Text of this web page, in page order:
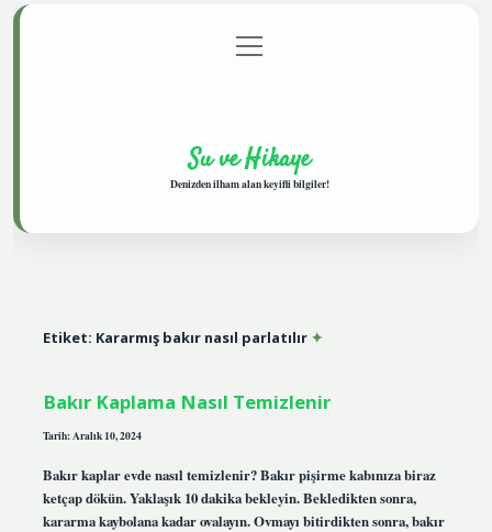
Gizlilik Politikası
menüyü
aç
Su ve Hikaye
Denizden ilham alan keyifli bilgiler!
Etiket: Kararmış bakır nasıl parlatılır
Bakır Kaplama Nasıl Temizlenir
Tarih: Aralık 10, 2024
Bakır kaplar evde nasıl temizlenir? Bakır pişirme kabınıza biraz
ketçap dökün. Yaklaşık 10 dakika bekleyin. Bekledikten sonra,
kararma kaybolana kadar ovalayın. Ovmayı bitirdikten sonra, bakır